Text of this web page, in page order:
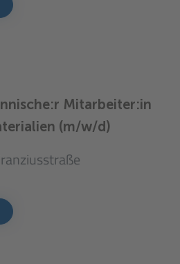
Mitarbeiter:in
(m/w/d)